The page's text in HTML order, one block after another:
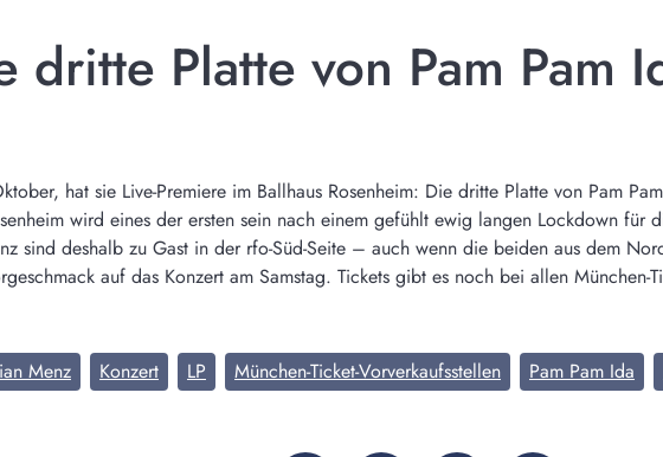
dritte Platte von Pam Pam
hat sie Live-Premiere im Ballhaus Rosenheim: Die dritte Platte von Pam
wird eines der ersten sein nach einem gefühlt ewig langen Lockdown für
sind deshalb zu Gast in der rfo-Süd-Seite – auch wenn die beiden aus dem
auf das Konzert am Samstag. Tickets gibt es noch bei allen München-
Menz Konzert LP München-Ticket-Vorverkaufsstellen Pam Pam Ida